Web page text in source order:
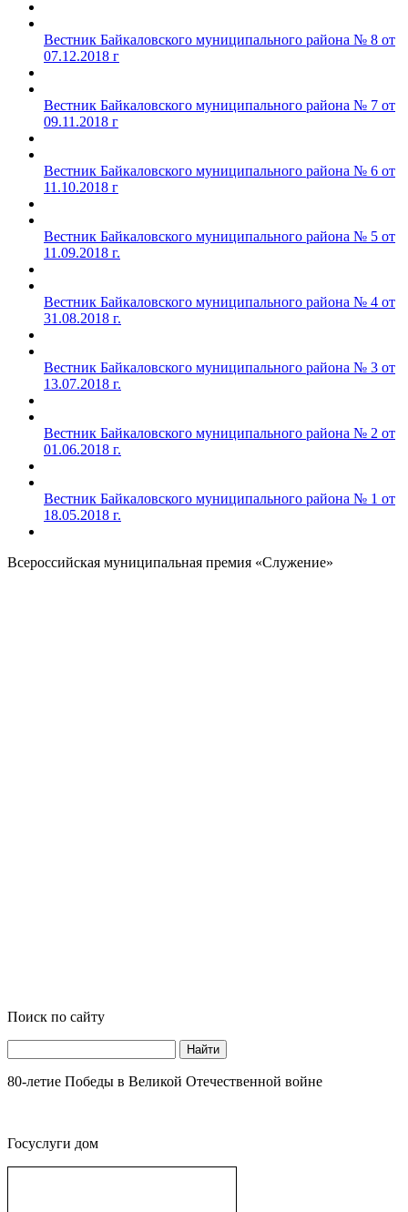
Вестник Байкаловского муниципального района № 8 от
07.12.2018 г
Вестник Байкаловского муниципального района № 7 от
09.11.2018 г
Вестник Байкаловского муниципального района № 6 от
11.10.2018 г
Вестник Байкаловского муниципального района № 5 от
11.09.2018 г.
Вестник Байкаловского муниципального района № 4 от
31.08.2018 г.
Вестник Байкаловского муниципального района № 3 от
13.07.2018 г.
Вестник Байкаловского муниципального района № 2 от
01.06.2018 г.
Вестник Байкаловского муниципального района № 1 от
18.05.2018 г.
Всероссийская муниципальная премия «Служение»
Поиск по сайту
Найти
80-летие Победы в Великой Отечественной войне
Госуслуги дом